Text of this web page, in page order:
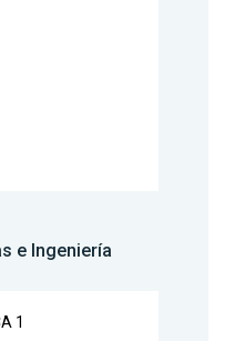
e Ingeniería
1